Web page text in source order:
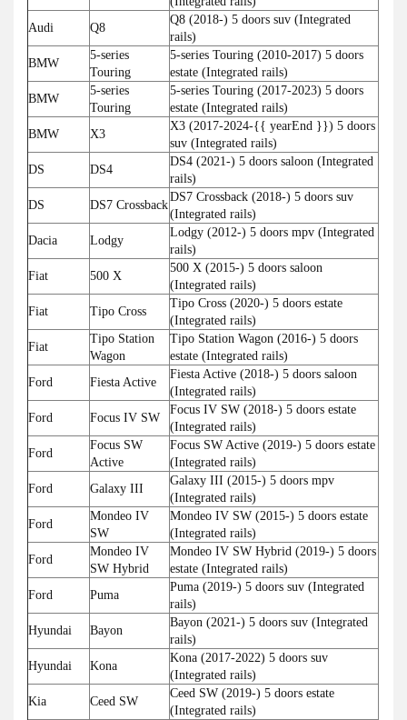
Audi
Q8
Q8 (2018-) 5 doors suv (Integrated
rails)
BMW
5-series
Touring
5-series Touring (2010-2017) 5 doors
estate (Integrated rails)
BMW
5-series
Touring
5-series Touring (2017-2023) 5 doors
estate (Integrated rails)
BMW
X3
X3 (2017-2024-{{ yearEnd }}) 5 doors
suv (Integrated rails)
DS
DS4
DS4 (2021-) 5 doors saloon (Integrated
rails)
DS
DS7 Crossback
DS7 Crossback (2018-) 5 doors suv
(Integrated rails)
Dacia
Lodgy
Lodgy (2012-) 5 doors mpv (Integrated
rails)
Fiat
500 X
500 X (2015-) 5 doors saloon
(Integrated rails)
Fiat
Tipo Cross
Tipo Cross (2020-) 5 doors estate
(Integrated rails)
Fiat
Tipo Station
Wagon
Tipo Station Wagon (2016-) 5 doors
estate (Integrated rails)
Ford
Fiesta Active
Fiesta Active (2018-) 5 doors saloon
(Integrated rails)
Ford
Focus IV SW
Focus IV SW (2018-) 5 doors estate
(Integrated rails)
Ford
Focus SW
Active
Focus SW Active (2019-) 5 doors estate
(Integrated rails)
Ford
Galaxy III
Galaxy III (2015-) 5 doors mpv
(Integrated rails)
Ford
Mondeo IV
SW
Mondeo IV SW (2015-) 5 doors estate
(Integrated rails)
Ford
Mondeo IV
SW Hybrid
Mondeo IV SW Hybrid (2019-) 5 doors
estate (Integrated rails)
Ford
Puma
Puma (2019-) 5 doors suv (Integrated
rails)
Hyundai
Bayon
Bayon (2021-) 5 doors suv (Integrated
rails)
Hyundai
Kona
Kona (2017-2022) 5 doors suv
(Integrated rails)
Kia
Ceed SW
Ceed SW (2019-) 5 doors estate
(Integrated rails)